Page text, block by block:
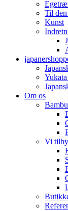
Til den
Kunst
Om os
Vi